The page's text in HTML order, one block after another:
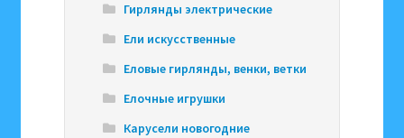
Гирлянды электрические
Ели искусственные
Еловые гирлянды, венки, ветки
Елочные игрушки
Карусели новогодние